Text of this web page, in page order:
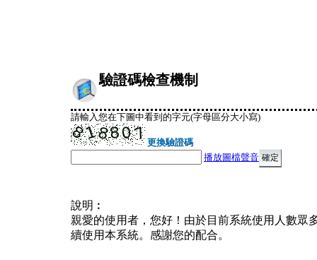
驗證碼檢查機制
請輸入您在下圖中看到的字元(字母區分大小寫)
更換驗證碼
播放圖檔聲音
說明︰
親愛的使用者，您好！由於目前系統使用人數眾
續使用本系統。感謝您的配合。